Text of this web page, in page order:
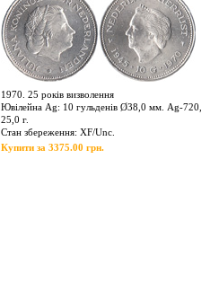
1970. 25 років визволення
Ювілейна Ag: 10 гульденів Ø38,0 мм. Ag-720,
25,0 г.
Стан збереження: XF/Unc.
Купити за 3375.00 грн.